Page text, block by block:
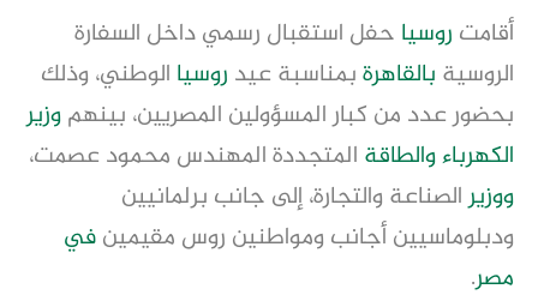
أقامت روسيا حفل استقبال رسمي داخل السفارة
الروسية بالقاهرةبمناسبة عيد روسيا الوطني، وذلك
بحضور عدد من كبار المسؤولين المصريين، بينهموزير
الكهرباءوالطاقة المتجددة المهندس محمود عصمت،
ووزيرالصناعة والتجارة، إلى جانب برلمانيين
ودبلوماسيين أجانب ومواطنين روس مقيمينفي
مصر.